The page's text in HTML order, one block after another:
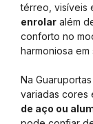
térreo, visíveis
enrolar além
conforto no
harmoniosa
Na
variadas cores
de aço ou